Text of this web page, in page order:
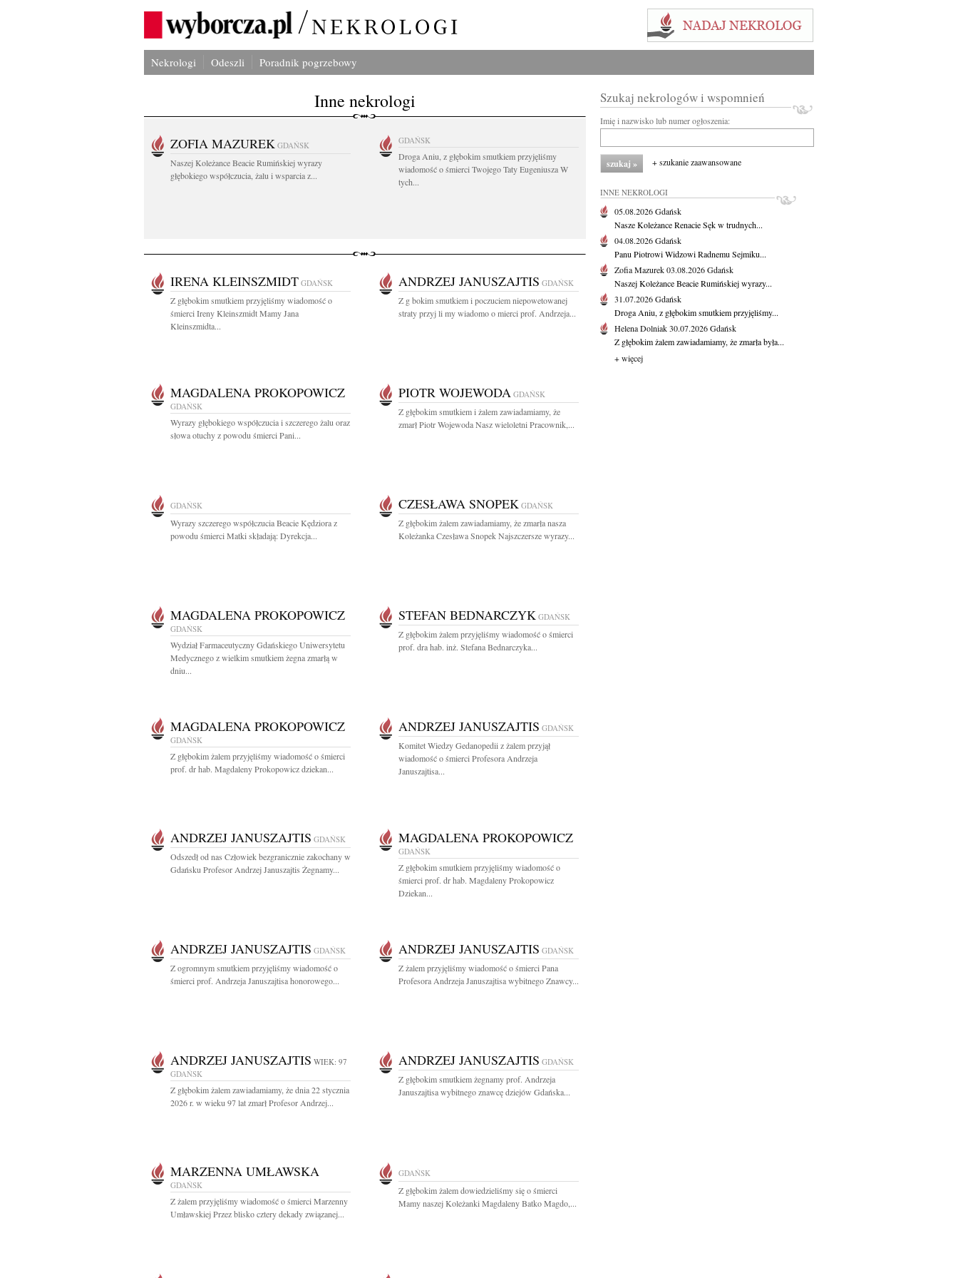
Nekrologi Odeszli Poradnik pogrzebowy
Inne nekrologi
ZOFIA MAZUREK GDAŃSK
Naszej Koleżance Beacie Rumińskiej wyrazy
głębokiego współczucia, żalu i wsparcia z...
GDAŃSK
Droga Aniu, z głębokim smutkiem przyjęliśmy
wiadomość o śmierci Twojego Taty Eugeniusza W
tych...
IRENA KLEINSZMIDT GDAŃSK
Z głębokim smutkiem przyjęliśmy wiadomość o
śmierci Ireny Kleinszmidt Mamy Jana
Kleinszmidta...
ANDRZEJ JANUSZAJTIS GDAŃSK
Z g bokim smutkiem i poczuciem niepowetowanej
straty przyj li my wiadomo o mierci prof. Andrzeja...
MAGDALENA PROKOPOWICZ
GDAŃSK
Wyrazy głębokiego współczucia i szczerego żalu oraz
słowa otuchy z powodu śmierci Pani...
PIOTR WOJEWODA GDAŃSK
Z głębokim smutkiem i żalem zawiadamiamy, że
zmarł Piotr Wojewoda Nasz wieloletni Pracownik,...
GDAŃSK
Wyrazy szczerego współczucia Beacie Kędziora z
powodu śmierci Matki składają: Dyrekcja...
CZESŁAWA SNOPEK GDAŃSK
Z głębokim żalem zawiadamiamy, że zmarła nasza
Koleżanka Czesława Snopek Najszczersze wyrazy...
MAGDALENA PROKOPOWICZ
GDAŃSK
Wydział Farmaceutyczny Gdańskiego Uniwersytetu
Medycznego z wielkim smutkiem żegna zmarłą w
dniu...
STEFAN BEDNARCZYK GDAŃSK
Z głębokim żalem przyjęliśmy wiadomość o śmierci
prof. dra hab. inż. Stefana Bednarczyka...
MAGDALENA PROKOPOWICZ
GDAŃSK
Z głębokim żalem przyjęliśmy wiadomość o śmierci
prof. dr hab. Magdaleny Prokopowicz dziekan...
ANDRZEJ JANUSZAJTIS GDAŃSK
Komitet Wiedzy Gedanopedii z żalem przyjął
wiadomość o śmierci Profesora Andrzeja
Januszajtisa...
ANDRZEJ JANUSZAJTIS GDAŃSK
Odszedł od nas Człowiek bezgranicznie zakochany w
Gdańsku Profesor Andrzej Januszajtis Żegnamy...
MAGDALENA PROKOPOWICZ
GDAŃSK
Z głębokim smutkiem przyjęliśmy wiadomość o
śmierci prof. dr hab. Magdaleny Prokopowicz
Dziekan...
ANDRZEJ JANUSZAJTIS GDAŃSK
Z ogromnym smutkiem przyjęliśmy wiadomość o
śmierci prof. Andrzeja Januszajtisa honorowego...
ANDRZEJ JANUSZAJTIS GDAŃSK
Z żalem przyjęliśmy wiadomość o śmierci Pana
Profesora Andrzeja Januszajtisa wybitnego Znawcy...
ANDRZEJ JANUSZAJTIS WIEK: 97
GDAŃSK
Z głębokim żalem zawiadamiamy, że dnia 22 stycznia
2026 r. w wieku 97 lat zmarł Profesor Andrzej...
ANDRZEJ JANUSZAJTIS GDAŃSK
Z głębokim smutkiem żegnamy prof. Andrzeja
Januszajtisa wybitnego znawcę dziejów Gdańska...
MARZENNA UMŁAWSKA
GDAŃSK
Z żalem przyjęliśmy wiadomość o śmierci Marzenny
Umławskiej Przez blisko cztery dekady związanej...
GDAŃSK
Z głębokim żalem dowiedzieliśmy się o śmierci
Mamy naszej Koleżanki Magdaleny Batko Magdo,...
Szukaj nekrologów i wspomnień
Imię i nazwisko lub numer ogłoszenia:
+ szukanie zaawansowane
INNE NEKROLOGI
05.08.2026Gdańsk
Nasze Koleżance Renacie Sęk w trudnych...
04.08.2026Gdańsk
Panu Piotrowi Widzowi Radnemu Sejmiku...
Zofia Mazurek03.08.2026Gdańsk
Naszej Koleżance Beacie Rumińskiej wyrazy...
31.07.2026Gdańsk
Droga Aniu, z głębokim smutkiem przyjęliśmy...
Helena Dolniak30.07.2026Gdańsk
Z głębokim żalem zawiadamiamy, że zmarła była...
+ więcej